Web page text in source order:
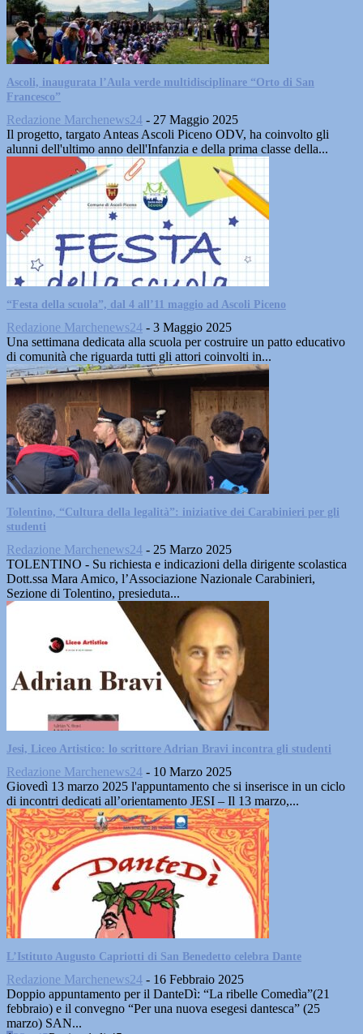
Ascoli, inaugurata l’Aula verde multidisciplinare “Orto di San
Francesco”
Redazione Marchenews24 - 27 Maggio 2025
Il progetto, targato Anteas Ascoli Piceno ODV, ha coinvolto gli
alunni dell'ultimo anno dell'Infanzia e della prima classe della...
“Festa della scuola”, dal 4 all’11 maggio ad Ascoli Piceno
Redazione Marchenews24 - 3 Maggio 2025
Una settimana dedicata alla scuola per costruire un patto educativo
di comunità che riguarda tutti gli attori coinvolti in...
Tolentino, “Cultura della legalità”: iniziative dei Carabinieri per gli
studenti
Redazione Marchenews24 - 25 Marzo 2025
TOLENTINO - Su richiesta e indicazioni della dirigente scolastica
Dott.ssa Mara Amico, l’Associazione Nazionale Carabinieri,
Sezione di Tolentino, presieduta...
Jesi, Liceo Artistico: lo scrittore Adrian Bravi incontra gli studenti
Redazione Marchenews24 - 10 Marzo 2025
Giovedì 13 marzo 2025 l'appuntamento che si inserisce in un ciclo
di incontri dedicati all’orientamento JESI – Il 13 marzo,...
L’Istituto Augusto Capriotti di San Benedetto celebra Dante
Redazione Marchenews24 - 16 Febbraio 2025
Doppio appuntamento per il DanteDì: “La ribelle Comedìa”(21
febbraio) e il convegno “Per una nuova esegesi dantesca” (25
marzo) SAN...